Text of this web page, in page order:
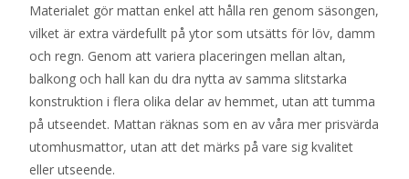
Materialet gör mattan enkel att hålla ren genom säsongen,
vilket är extra värdefullt på ytor som utsätts för löv, damm
och regn. Genom att variera placeringen mellan altan,
balkong och hall kan du dra nytta av samma slitstarka
konstruktion i flera olika delar av hemmet, utan att tumma
på utseendet. Mattan räknas som en av våra mer prisvärda
utomhusmattor, utan att det märks på vare sig kvalitet
eller utseende.